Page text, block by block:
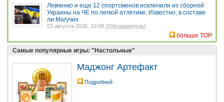
Левченко и еще 12 спортсменов исключили из сборной
Украины на ЧЕ по легкой атлетике. Известно, в составе
ли Магучих
03 августа 2026, 10:58 (Обозреватель)
больше TOP
Самые популярные игры: "Настольные"
Маджонг Артефакт
Подробней